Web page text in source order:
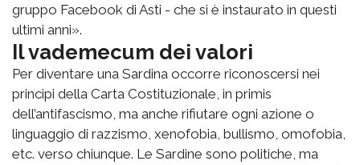
gruppo Facebook di Asti - che si è instaurato in questi
ultimi anni».
Il vademecum dei valori
Per diventare una Sardina occorre riconoscersi nei
principi della Carta Costituzionale, in primis
dell’antifascismo, ma anche rifiutare ogni azione o
linguaggio di razzismo, xenofobia, bullismo, omofobia,
etc. verso chiunque. Le Sardine sono politiche, ma